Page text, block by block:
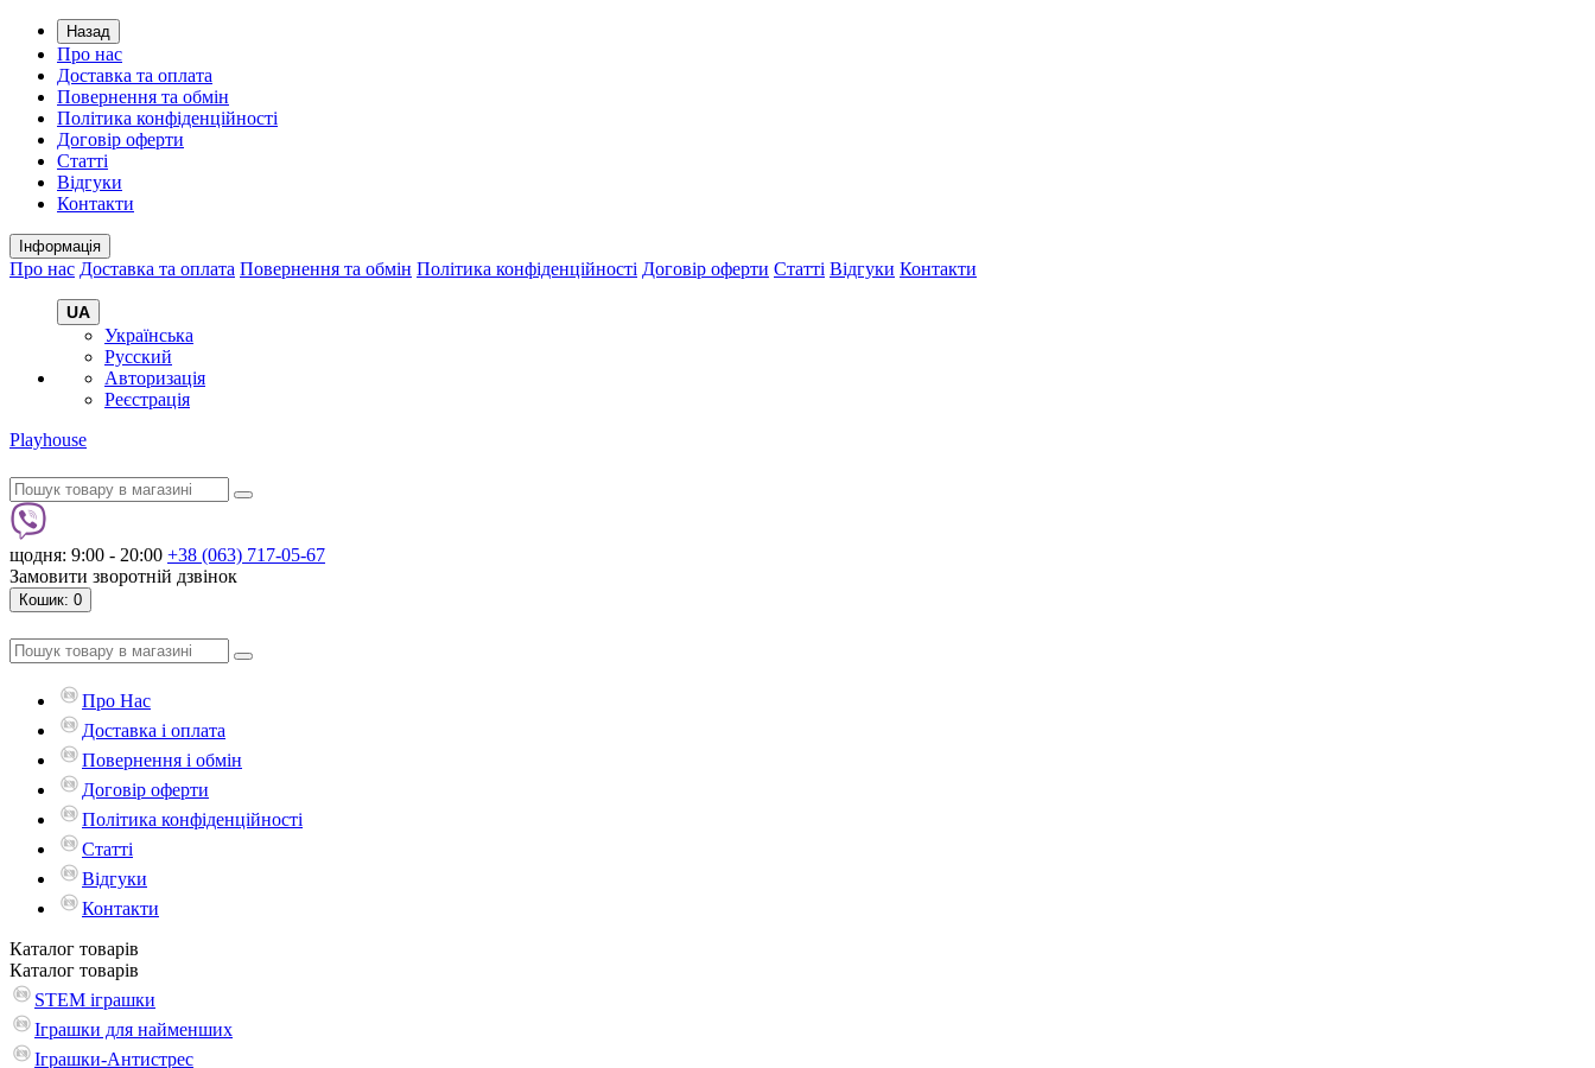
Назад
Про нас
Доставка та оплата
Повернення та обмін
Політика конфіденційності
Договір оферти
Статті
Відгуки
Контакти
Інформація
Про нас Доставка та оплата Повернення та обмін Політика конфіденційності Договір оферти Статті Відгуки Контакти
UA
Українська
Русский
Авторизація
Реєстрація
Playhouse
щодня: 9:00 - 20:00 +38 (063) 717-05-67
Замовити зворотній дзвінок
Кошик: 0
Про Нас
Доставка і оплата
Повернення і обмін
Договір оферти
Політика конфіденційності
Статті
Відгуки
Контакти
Каталог товарів
Каталог товарів
STEM іграшки
Іграшки для найменших
Іграшки-Антистрес